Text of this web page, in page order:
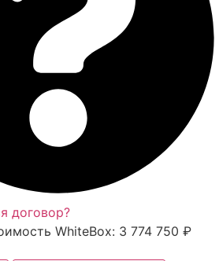
договор?
WhiteBox: 3 774 750 ₽